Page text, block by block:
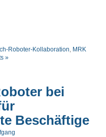
Roboter-Kollaboration MRK
»
bei
Beschäftige